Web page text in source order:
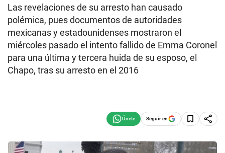
Las revelaciones de su arresto han causado
polémica, pues documentos de autoridades
mexicanas y estadounidenses mostraron el
miércoles pasado el intento fallido de Emma Coronel
para una última y tercera huida de su esposo, el
Chapo, tras su arresto en el 2016
Seguir en